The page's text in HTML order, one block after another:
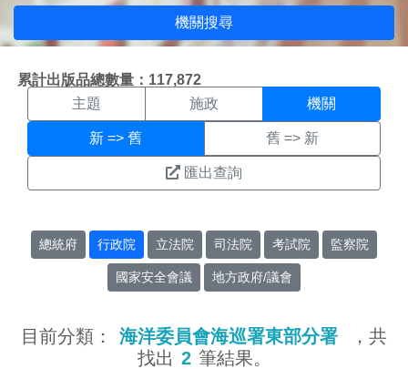
機關搜尋
累計出版品總數量：117,872
機關搜尋結果頁面
主題 施政 機關
新 => 舊 舊 => 新
匯出查詢
總統府 行政院 立法院 司法院 考試院 監察院
國家安全會議 地方政府/議會
目前分類： 海洋委員會海巡署東部分署
，共
找出 2 筆結果。